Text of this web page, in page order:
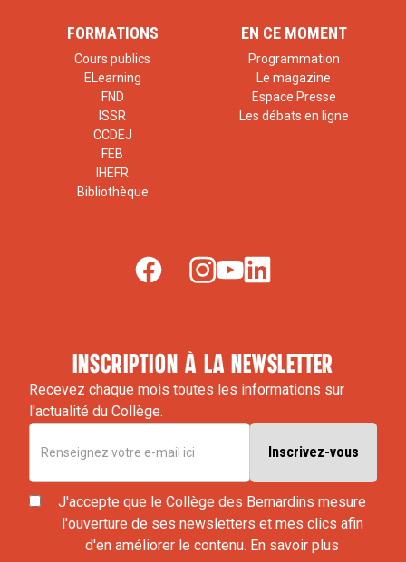
FORMATIONS
Cours publics
ELearning
FND
ISSR
CCDEJ
FEB
IHEFR
Bibliothèque
EN CE MOMENT
Programmation
Le magazine
Espace Presse
Les débats en ligne
inscription à la newsletter
Recevez chaque mois toutes les informations sur
l'actualité du Collège.
J'accepte que le Collège des Bernardins mesure
l'ouverture de ses newsletters et mes clics afin
d'en améliorer le contenu. En savoir plus